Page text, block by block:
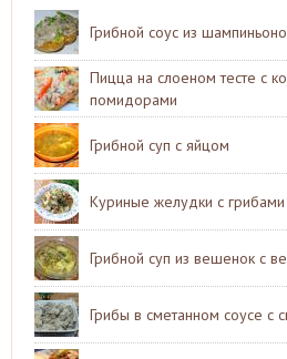
Грибной соус из
Пицца на слоеном тесте с
помидорами
Грибной суп с яйцом
Куриные желудки с грибами
Грибной суп из вешенок с
Грибы в сметанном соусе с